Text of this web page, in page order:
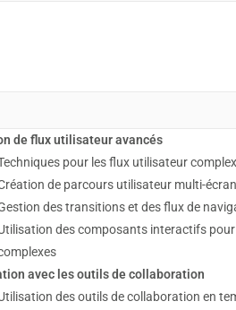
de flux utilisateur avancés
pour les flux utilisateur
de parcours utilisateur multi-
des transitions et des flux de
des composants interactifs
avec les outils de collaboration
des outils de collaboration en